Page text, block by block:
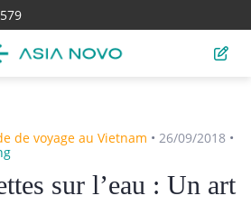
de voyage au Vietnam • 26/09/2018 •
sur l’eau : Un art